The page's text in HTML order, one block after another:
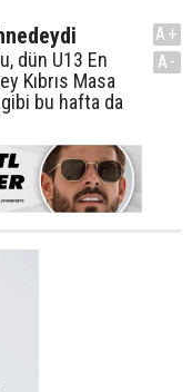
dün U13 En
Kıbrıs Masa
bu hafta da
A+
A-